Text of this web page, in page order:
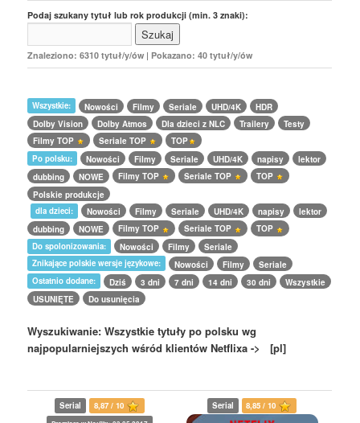
Podaj szukany tytuł lub rok produkcji (min. 3 znaki):
Znaleziono: 6310 tytuł/y/ów | Pokazano: 40 tytuł/y/ów
Wszystkie: Nowości Filmy Seriale UHD/4K
HDR
Dolby Vision
Dolby Atmos Dla dzieci z NLC Trailery
Testy
Filmy TOP
Seriale TOP
TOP
Po polsku:
Nowości Filmy Seriale UHD/4K napisy
lektor
dubbing
NOWE Filmy TOP Seriale TOP
TOP
Polskie produkcje
dla dzieci:
Nowości Filmy Seriale UHD/4K napisy
lektor
dubbing
NOWE Filmy TOP Seriale TOP
TOP
Do spolonizowania:
Nowości Filmy
Seriale
Znikające polskie wersje językowe:
Nowości Filmy
Seriale
Ostatnio dodane:
Dziś 3 dni 7 dni 14 dni 30 dni
Wszystkie
USUNIĘTE
Do usunięcia
Wyszukiwanie: Wszystkie tytuły po polsku wg
najpopularniejszych wśród klientów Netflixa -> [pl]
Serial 8,87 / 10 Serial 8,85 / 10